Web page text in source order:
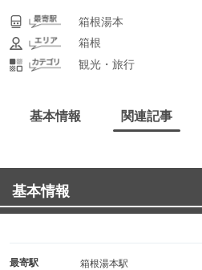
箱根湯本
箱根
観光・旅行
基本情報 関連記事
基本情報
最寄駅 箱根湯本駅